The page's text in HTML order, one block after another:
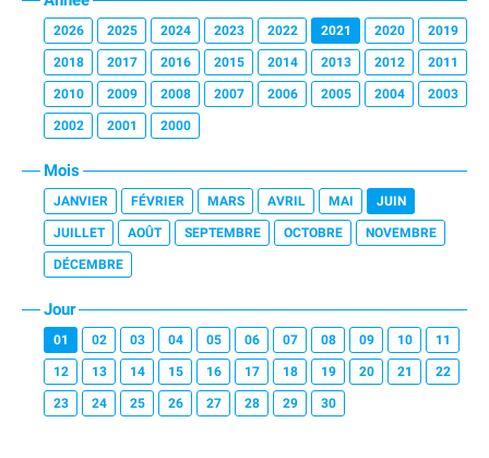
2026 2025 2024 2023 2022 2021 2020 2019
2018 2017 2016 2015 2014 2013 2012 2011
2010 2009 2008 2007 2006 2005 2004 2003
2002 2001 2000
Mois
JANVIER FÉVRIER MARS AVRIL MAI JUIN
JUILLET AOÛT SEPTEMBRE OCTOBRE NOVEMBRE
DÉCEMBRE
Jour
01 02 03 04 05 06 07 08 09 10 11
12 13 14 15 16 17 18 19 20 21 22
23 24 25 26 27 28 29 30